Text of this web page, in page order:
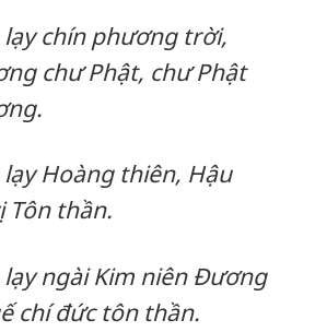
lạy chín phương trời,
chư Phật, chư Phật
lạy Hoàng thiên, Hậu
Tôn thần.
lạy ngài Kim niên Đương
chí đức tôn thần.